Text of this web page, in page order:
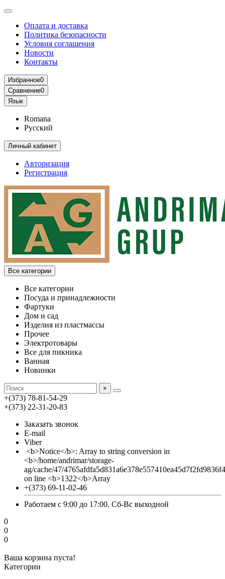
Оплата и доставка
Политика безопасности
Условия соглашения
Новости
Контакты
Избранное0
Сравнение0
Язык
Romana
Русский
Личный кабинет
Авторизация
Регистрация
Все категории
Все категории
Посуда и принадлежности
Фартуки
Дом и сад
Изделия из пластмассы
Прочее
Электротовары
Все для пикника
Ванная
Новинки
×
+(373) 78-81-54-29
+(373) 22-31-20-83
Заказать звонок
E-mail
Viber
<b>Notice</b>: Array to string conversion in
<b>/home/andrimar/storage-
ag/cache/47/
on line <b>1322</b>Array
+(373) 69-11-02-46
Работаем с 9:00 до 17:00. Сб-Вс выходной
0
0
0
Ваша корзина пуста!
Категории